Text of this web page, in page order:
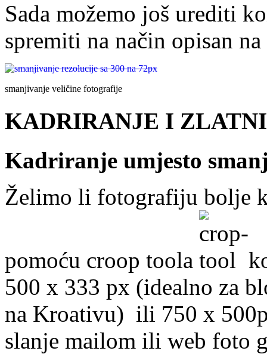
Sada možemo još urediti
spremiti na način opisan
smanjivanje veličine fotografije
KADRIRANJE I
Kadriranje umjesto
Želimo li fotografiju bolje
pomoću croop toola
500 x 333 px (idealno za
na Kroativu) ili 750 x
slanje mailom ili web foto